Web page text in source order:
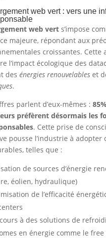
web vert : vers une
web verts’impose
majeure, répondant aux
croissantes. Cette
l’impact écologique des
des énergies renouvelableset
.
parlent d’eux-mêmes :
préfèrent désormais les
. Cette prise de
pousse l’industrie à adopter
telles que :
de sources d’énergie
éolien, hydraulique)
de l’efficacité
à des solutions de
en énergie comme le